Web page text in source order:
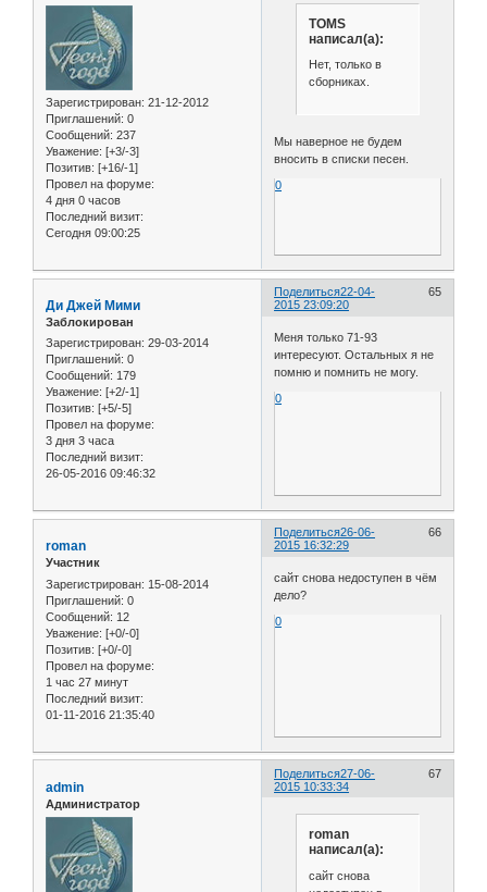
Зарегистрирован: 21-12-2012
Приглашений: 0
Сообщений: 237
Уважение: [+3/-3]
Позитив: [+16/-1]
Провел на форуме:
4 дня 0 часов
Последний визит:
Сегодня 09:00:25
TOMS
написал(а):
Нет, только в
сборниках.
Мы наверное не будем
вносить в списки песен.
0
Поделиться 65
22-04-
2015 23:09:20
Ди Джей Мими
Заблокирован
Зарегистрирован: 29-03-2014
Приглашений: 0
Сообщений: 179
Уважение: [+2/-1]
Позитив: [+5/-5]
Провел на форуме:
3 дня 3 часа
Последний визит:
26-05-2016 09:46:32
Меня только 71-93
интересуют. Остальных я не
помню и помнить не могу.
0
Поделиться 66
26-06-
2015 16:32:29
roman
Участник
Зарегистрирован: 15-08-2014
Приглашений: 0
Сообщений: 12
Уважение: [+0/-0]
Позитив: [+0/-0]
Провел на форуме:
1 час 27 минут
Последний визит:
01-11-2016 21:35:40
сайт снова недоступен в чём
дело?
0
Поделиться 67
27-06-
2015 10:33:34
admin
Администратор
roman
написал(а):
сайт снова